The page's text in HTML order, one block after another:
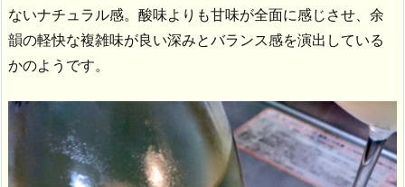
ないナチュラル感。酸味よりも甘味が全面に感じさせ、余
韻の軽快な複雑味が良い深みとバランス感を演出している
かのようです。